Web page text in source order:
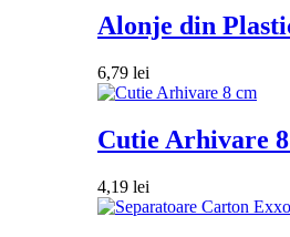
Alonje din
6,79 lei
Cutie Arhivare
4,19 lei